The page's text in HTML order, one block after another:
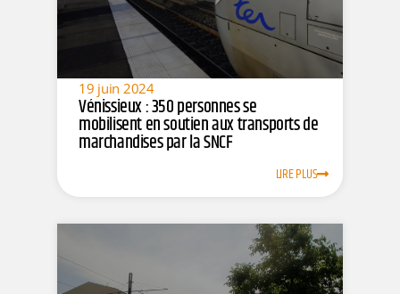
19 juin 2024
Vénissieux : 350 personnes se
mobilisent en soutien aux transports de
marchandises par la SNCF
LIRE PLUS